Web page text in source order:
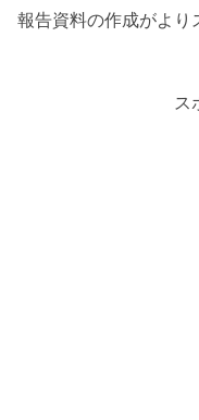
報告資料の作成がより
ス